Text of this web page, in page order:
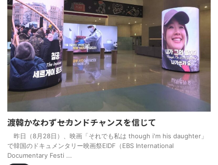
渡韓かなわず――セカンドチャンスを信じて
昨日（8月28日）、映画「それでも私は though i'm his daughter」
で韓国のドキュメンタリー映画祭EIDF（EBS International
Documentary Festi ...